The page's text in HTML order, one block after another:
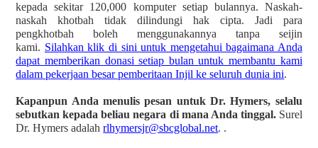
kepada sekitar 120,000 komputer setiap bulannya. Naskah-
naskah khotbah tidak dilindungi hak cipta. Jadi para
pengkhotbah boleh menggunakannya tanpa seijin
kami. Silahkan klik di sini untuk mengetahui bagaimana Anda
dapat memberikan donasi setiap bulan untuk membantu kami
dalam pekerjaan besar pemberitaan Injil ke seluruh dunia ini.
Kapanpun Anda menulis pesan untuk Dr. Hymers, selalu
sebutkan kepada beliau negara di mana Anda tinggal. Surel
Dr. Hymers adalahrlhymersjr@sbcglobal.net. .